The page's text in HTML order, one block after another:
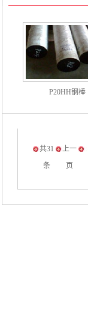
P20HH钢棒
共31
条
上一
页